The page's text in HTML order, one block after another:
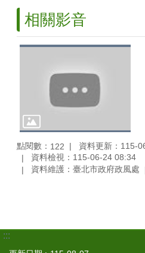
相關影音
點閱數： 122
資料更新：115-
資料檢視：115-06-24 08:34
資料維護：臺北市政府政風處
:::